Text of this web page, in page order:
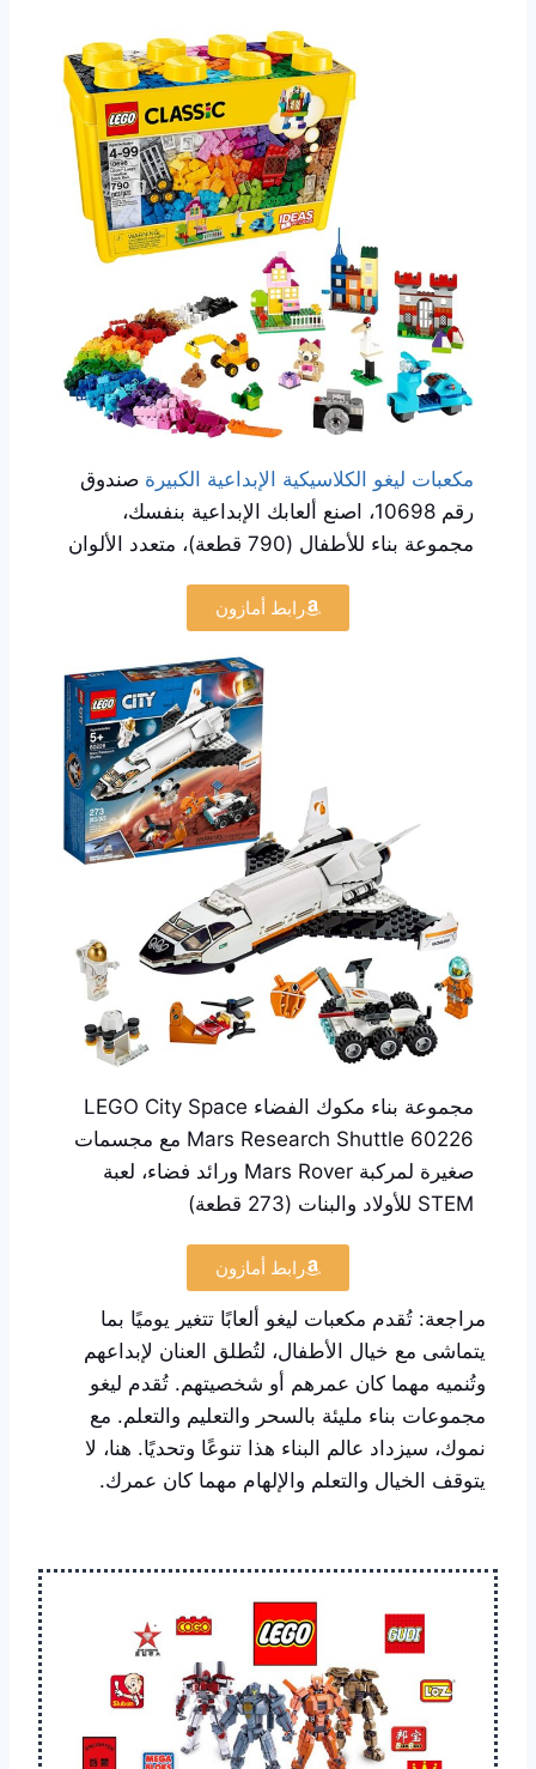
مكعبات ليغو الكلاسيكية الإبداعية الكبيرة صندوق
رقم 10698، اصنع ألعابك الإبداعية بنفسك،
مجموعة بناء للأطفال (790 قطعة)، متعدد الألوان
رابط أمازون
مجموعة بناء مكوك الفضاء LEGO City Space
Mars Research Shuttle 60226 مع مجسمات
صغيرة لمركبة Mars Rover ورائد فضاء، لعبة
STEM للأولاد والبنات (273 قطعة)
رابط أمازون
مراجعة: تُقدم مكعبات ليغو ألعابًا تتغير يوميًا بما
يتماشى مع خيال الأطفال، لتُطلق العنان لإبداعهم
وتُنميه مهما كان عمرهم أو شخصيتهم. تُقدم ليغو
مجموعات بناء مليئة بالسحر والتعليم والتعلم. مع
نموك، سيزداد عالم البناء هذا تنوعًا وتحديًا. هنا، لا
يتوقف الخيال والتعلم والإلهام مهما كان عمرك.